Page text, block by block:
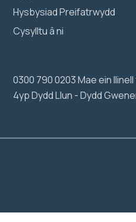
Hysbysiad Preifatrwydd
Cysylltu â ni
0300 790 0203 Mae ein
4yp Dydd Llun - Dydd